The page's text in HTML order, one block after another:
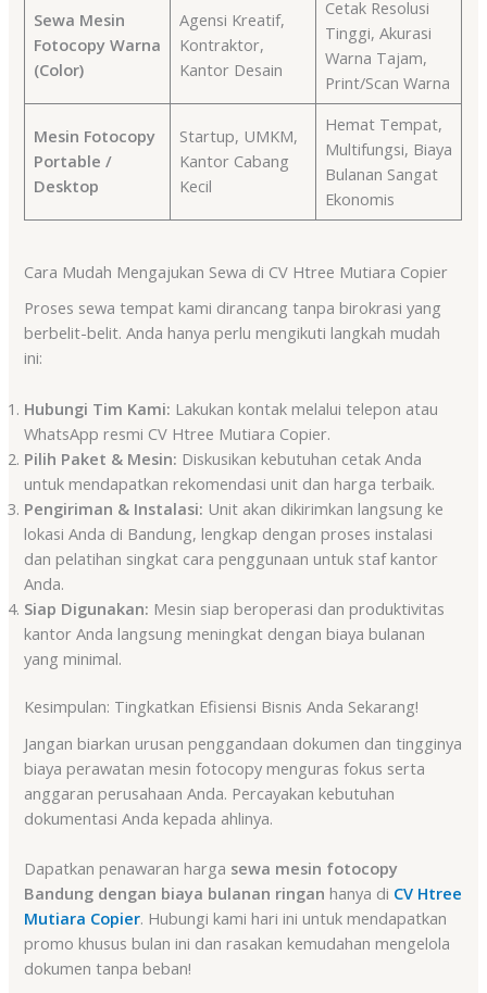
Sewa Mesin
Fotocopy Warna
(Color)
Agensi Kreatif,
Kontraktor,
Kantor Desain
Cetak Resolusi
Tinggi, Akurasi
Warna Tajam,
Print/Scan Warna
Mesin Fotocopy
Portable /
Desktop
Startup, UMKM,
Kantor Cabang
Kecil
Hemat Tempat,
Multifungsi, Biaya
Bulanan Sangat
Ekonomis
Cara Mudah Mengajukan Sewa di CV Htree Mutiara Copier
Proses sewa tempat kami dirancang tanpa birokrasi yang
berbelit-belit. Anda hanya perlu mengikuti langkah mudah
ini:
Hubungi Tim Kami: Lakukan kontak melalui telepon atau
WhatsApp resmi CV Htree Mutiara Copier.
Pilih Paket & Mesin: Diskusikan kebutuhan cetak Anda
untuk mendapatkan rekomendasi unit dan harga terbaik.
Pengiriman & Instalasi: Unit akan dikirimkan langsung ke
lokasi Anda di Bandung, lengkap dengan proses instalasi
dan pelatihan singkat cara penggunaan untuk staf kantor
Anda.
Siap Digunakan: Mesin siap beroperasi dan produktivitas
kantor Anda langsung meningkat dengan biaya bulanan
yang minimal.
Kesimpulan: Tingkatkan Efisiensi Bisnis Anda Sekarang!
Jangan biarkan urusan penggandaan dokumen dan tingginya
biaya perawatan mesin fotocopy menguras fokus serta
anggaran perusahaan Anda. Percayakan kebutuhan
dokumentasi Anda kepada ahlinya.
Dapatkan penawaran harga sewa mesin fotocopy
Bandung dengan biaya bulanan ringan hanya di CV Htree
Mutiara Copier. Hubungi kami hari ini untuk mendapatkan
promo khusus bulan ini dan rasakan kemudahan mengelola
dokumen tanpa beban!